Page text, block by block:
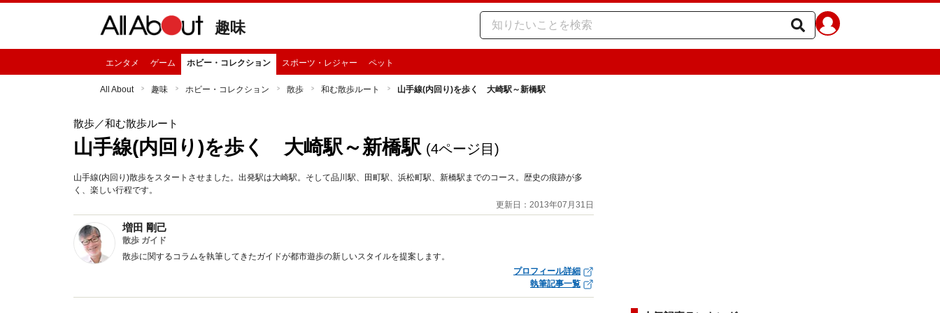
趣味
エンタメ ゲーム ホビー・コレクション スポーツ・レジャー ペット
All About 趣味 ホビー・コレクション 散歩 和む散歩ルート 山手線(内回り)を歩く 大崎駅～新橋駅
散歩／和む散歩ルート
山手線(内回り)を歩く 大崎駅～新橋駅 (4ページ目)
山手線(内回り)散歩をスタートさせました。出発駅は大崎駅。そして品川駅、田町駅、浜松町駅、新橋駅までのコース。歴史の痕跡が多
く、楽しい行程です。
更新日：2013年07月31日
増田 剛己
散歩 ガイド
散歩に関するコラムを執筆してきたガイドが都市遊歩の新しいスタイルを提案します。
プロフィール詳細
執筆記事一覧